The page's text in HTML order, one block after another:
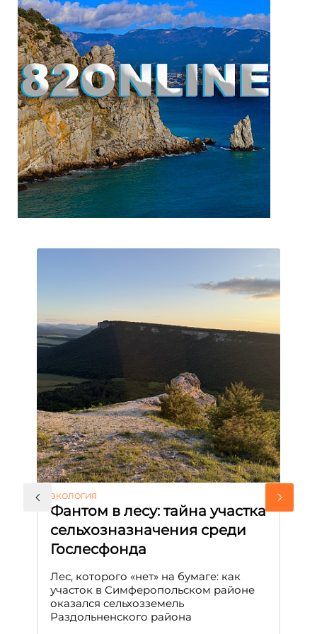
ЭКОЛОГИЯ
Фантом в лесу: тайна участка
сельхозназначения среди
Гослесфонда
Лес, которого «нет» на бумаге: как
участок в Симферопольском районе
оказался сельхозземель
Раздольненского района